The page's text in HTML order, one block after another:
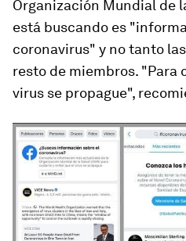
Organización Mundial de
está buscando es
coronavirus" y no tanto
resto de miembros. "Para
virus se propague",